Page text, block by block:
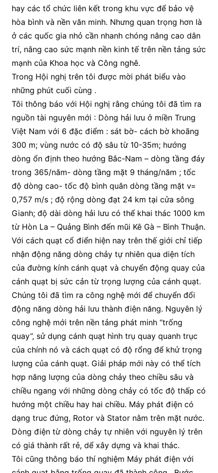
hay các tổ chức liên kết trong khu vực để bảo vệ
hòa bình và nền văn minh. Nhưng quan trọng hơn là
ở các quốc gia nhỏ cần nhanh chóng nâng cao dân
trí, nâng cao sức mạnh nền kinh tế trên nền tảng sức
mạnh của Khoa học và Công nghê.
Trong Hội nghị trên tôi được mời phát biểu vào
những phút cuối cùng .
Tôi thông báo với Hội nghị rằng chúng tôi đã tìm ra
nguồn tài nguyên mới : Dòng hải lưu ở miền Trung
Việt Nam với 6 đặc điểm : sát bờ- cách bờ khoãng
300 m; vùng nước có độ sâu từ 10-35m; hướng
dòng ổn định theo hướng Bắc-Nam – dòng tầng đáy
trong 365/năm- dòng tầng mặt 9 tháng/năm ; tốc
độ dòng cao- tốc độ bình quân dòng tầng mặt v=
0,757 m/s ; độ rộng dòng đạt 24 km tại cửa sông
Gianh; độ dài dòng hải lưu có thể khai thác 1000 km
từ Hòn La – Quảng Bình đến mũi Kê Gà – Bình Thuận.
Với cách quạt cổ điển hiện nay trên thế giới chỉ tiếp
nhận động năng dòng chảy tự nhiên qua diện tích
của đường kính cánh quạt và chuyển động quay của
cánh quạt bị sức cản từ trọng lượng của cánh quạt.
Chúng tôi đã tìm ra công nghệ mới để chuyển đổi
động năng dòng hải lưu thành điện năng. Nguyên lý
công nghệ mới trên nền tảng phát minh “trống
quay”, sử dụng cánh quạt hình trụ quay quanh trục
của chính nó và cách quạt có độ rổng để khử trọng
lượng của cánh quạt. Giải pháp mới này có thể tích
hợp năng lượng của dòng chảy theo chiều sâu và
chiều ngang với những dòng chảy có tốc độ thấp có
hướng một chiều hay hai chiều. Máy phát điện có
dạng truc đứng, Rotor và Stator nằm trên mặt nước.
Dòng điện từ dòng chảy tự nhiên với nguyên lý trên
có giá thành rất rẻ, dể xây dựng và khai thác.
Tôi cũng thông báo thí nghiệm Máy phát điện với